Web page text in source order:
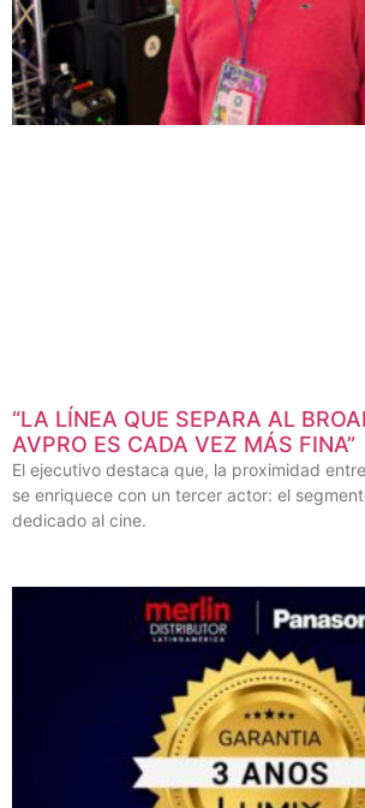
“LA LÍNEA QUE SEPARA AL
AVPRO ES CADA VEZ MÁS FINA”
El ejecutivo destaca que, la proximidad
se enriquece con un tercer actor: el
dedicado al cine.